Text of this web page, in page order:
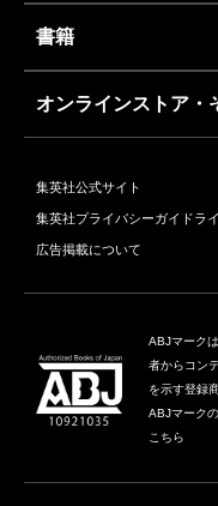
書籍
オンラインストア・
集英社公式サイト
集英社プライバシーガイドラ
広告掲載について
ABJマーク
者からコン
を示す登録
ABJマーク
こちら